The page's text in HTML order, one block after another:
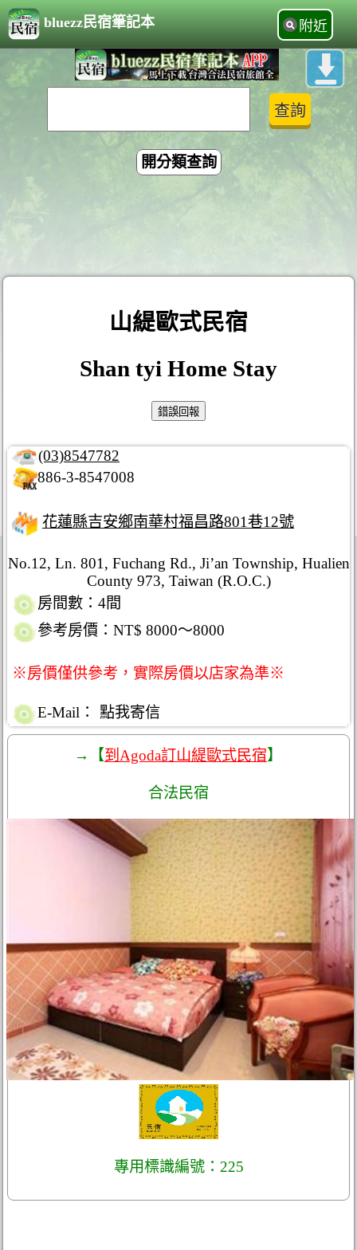
bluezz民宿筆記本 附近
開分類查詢
山緹歐式民宿
Shan tyi Home Stay
(03)8547782
886-3-8547008
花蓮縣吉安鄉南華村福昌路801巷12號
No.12, Ln. 801, Fuchang Rd., Ji’an Township, Hualien
County 973, Taiwan (R.O.C.)
房間數：4間
參考房價：NT$ 8000～8000
※房價僅供參考，實際房價以店家為準※
E-Mail： 點我寄信
→【到Agoda訂山緹歐式民宿】
合法民宿
專用標識編號：225